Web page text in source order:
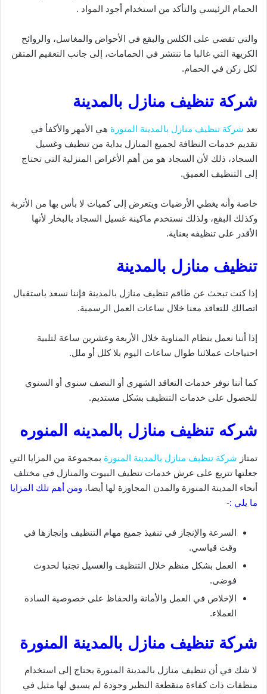
الحمام الرئيسي والتأكد من استخدام أجود المواد .
والتي تقضي على الكلس والبقع في الأحواض والمغاسل، والروائح
الكريهة التي غالبا ما تنتشر في الحمامات، إلى جانب التعقيم المتقن
لكل ركن في الحمام.
شركة تنظيف منازل بالمدينة
تعد شركة تنظيف منازل بالمدينة المنورة هي الأمهر والأكفأ في
تقديم خدمات النظافة لجميع المنازل بداية من تنظيف وغسيل
السجاد، ذلك لأن السجاد هو من أهم الأغراض المنزلية التي تحتاج
إلى التنظيف العميق.
خاصة وأنه يغطي الأرضيات ويتعرض إلى كميات لا بأس بها من الأتربة
وكذلك البقع، ولذلك نستخدم ماكينة غسيل السجاد بالبخار لأنها
الأقدر على تنظيفه بعناية.
تنظيف منازل بالمدينة
إذا كنت تبحث عن طاقم تنظيف منازل بالمدينة فإننا نسعد باستقبال
اتصالك للتعاقد معنا خلال ساعات العمل الرسمية.
إذا أننا نعمل بنظام المناوبة خلال الأربعة وعشرين ساعة لتلبية
احتياجات عملائنا طوال ساعات اليوم بلا كلل أو ملل.
كما أننا نوفر خدمات التعاقد الشهري أو النصف سنوي أو السنوي
للحصول على خدمات التنظيف بشكل مستديم.
شركه تنظيف منازل بالمدينه المنوره
تمتاز شركة تنظيف منازل بالمدينة المنورة بمجموعة من المزايا التي
جعلتها تتربع على عرش خدمات تنظيف البيوت والمنازل في مختلف
أنحاء المدينة المنورة والمدن المجاورة لها أيضا، ومن أهم تلك المزايا
ما يلي :-
السرعة والإنجاز في تنفيذ جميع مهام التنظيف وإنجازها في
وقت قياسي.
العمل بشكل منظم خلال التنظيف والغسيل تجنبا لحدوث
فوضى.
الإخلاص في العمل والأمانة والحفاظ على خصوصية السادة
العملاء.
شركة تنظيف منازل بالمدينة المنورة
لا شك في أن تنظيف منازل بالمدينة المنورة يحتاج إلى استخدام
منظفات ذات كفاءة منقطعة النظير وجودة لم يسبق لها مثيل في